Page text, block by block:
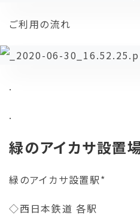
ご利用の流れ
.
.
緑のアイカサ設置
緑のアイカサ設置駅*
◇西日本鉄道 各駅